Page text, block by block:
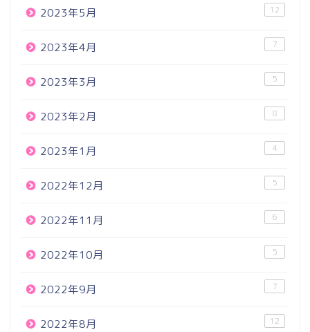
2023年5月 12
2023年4月 7
2023年3月 5
2023年2月 8
2023年1月 4
2022年12月 5
2022年11月 6
2022年10月 5
2022年9月 7
2022年8月 12